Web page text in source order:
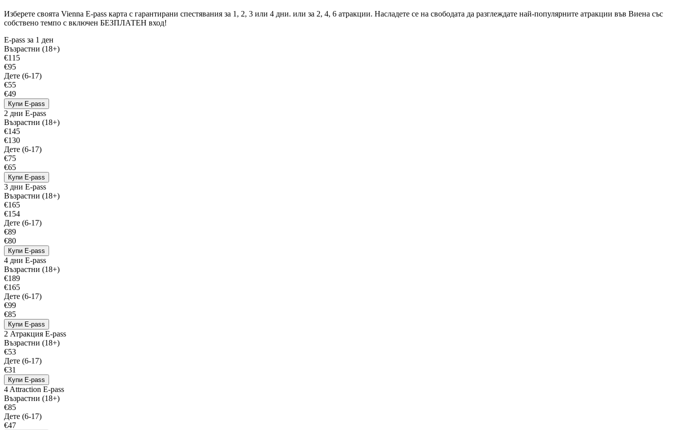
Изберете своята Vienna E-pass карта с гарантирани спестявания за 1, 2, 3 или 4 дни. или за 2, 4, 6 атракции. Насладете се на свободата да разглеждате най-популярните атракции във Виена със
собствено темпо с включен БЕЗПЛАТЕН вход!
E-pass за 1 ден
Възрастни (18+)
€115
€95
Дете (6-17)
€55
€49
Купи E-pass
2 дни E-pass
Възрастни (18+)
€145
€130
Дете (6-17)
€75
€65
Купи E-pass
3 дни E-pass
Възрастни (18+)
€165
€154
Дете (6-17)
€89
€80
Купи E-pass
4 дни E-pass
Възрастни (18+)
€189
€165
Дете (6-17)
€99
€85
Купи E-pass
2 Атракция E-pass
Възрастни (18+)
€53
Дете (6-17)
€31
Купи E-pass
4 Attraction E-pass
Възрастни (18+)
€85
Дете (6-17)
€47